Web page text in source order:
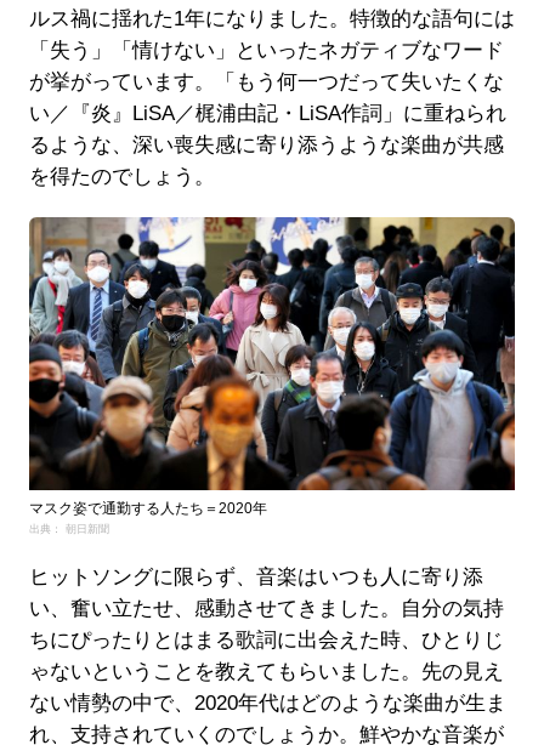
ルス禍に揺れた1年になりました。特徴的な語句には
「失う」「情けない」といったネガティブなワード
が挙がっています。「もう何一つだって失いたくな
い／『炎』LiSA／梶浦由記・LiSA作詞」に重ねられ
るような、深い喪失感に寄り添うような楽曲が共感
を得たのでしょう。
マスク姿で通勤する人たち＝2020年
出典： 朝日新聞
ヒットソングに限らず、音楽はいつも人に寄り添
い、奮い立たせ、感動させてきました。自分の気持
ちにぴったりとはまる歌詞に出会えた時、ひとりじ
ゃないということを教えてもらいました。先の見え
ない情勢の中で、2020年代はどのような楽曲が生ま
れ、支持されていくのでしょうか。鮮やかな音楽が